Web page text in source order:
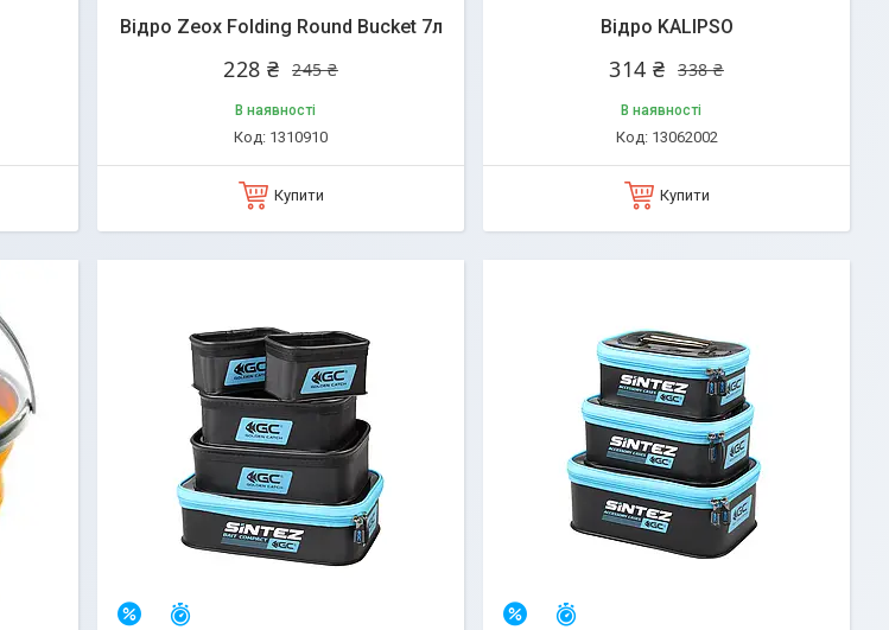
Відро Zeox Folding Round Bucket 7л
245 ₴
228 ₴
В наявності
1310910
Купити
Відро KALIPSO
338 ₴
314 ₴
В наявності
13062002
Купити
–7% –7%